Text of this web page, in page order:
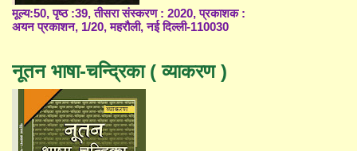
मूल्य:50, पृष्ठ :39, तीसरा संस्करण : 2020, प्रकाशक :
अयन प्रकाशन, 1/20, महरौली, नई दिल्ली-110030
नूतन भाषा-चन्द्रिका ( व्याकरण )